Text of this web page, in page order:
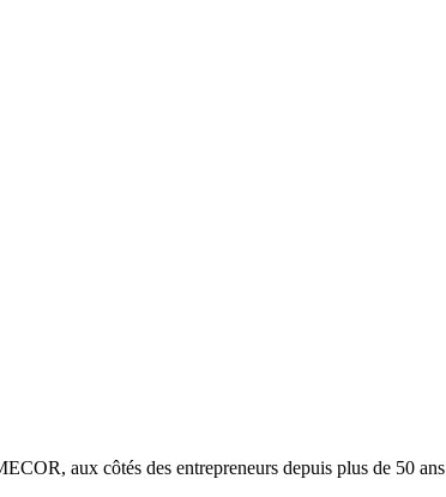
aux côtés des entrepreneurs depuis plus de 50 ans